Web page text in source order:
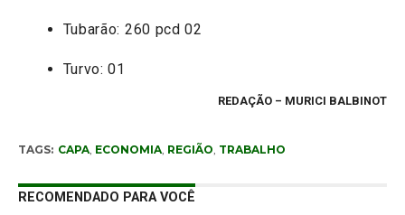
Tubarão: 260 pcd 02
Turvo: 01
REDAÇÃO – MURICI BALBINOT
TAGS: CAPA, ECONOMIA, REGIÃO, TRABALHO
RECOMENDADO PARA VOCÊ